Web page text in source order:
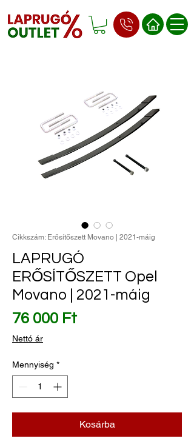
Cikkszám: Erősítőszett Movano | 2021-máig
LAPRUGÓ
ERŐSÍTŐSZETT Opel
Movano | 2021-máig
76 000 FtÁr
Nettó ár
Mennyiség *
Kosárba